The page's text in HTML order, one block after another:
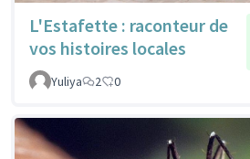
L'Estafette : raconteur de
vos histoires locales
Yuliya
2 0